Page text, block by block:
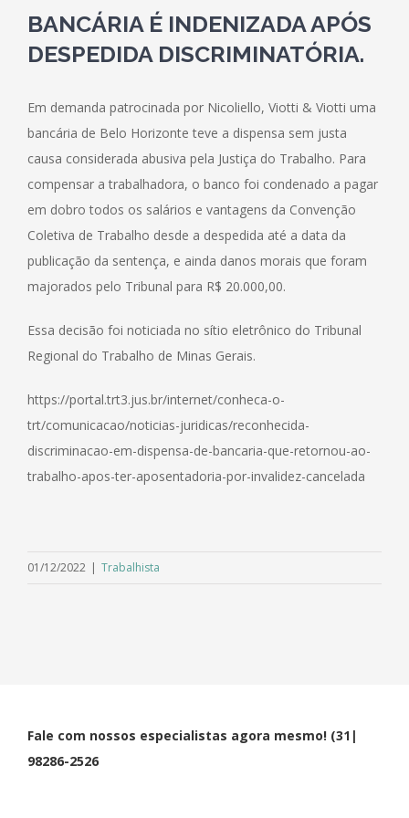
BANCÁRIA É INDENIZADA APÓS
DESPEDIDA DISCRIMINATÓRIA.
Em demanda patrocinada por Nicoliello, Viotti & Viotti uma
bancária de Belo Horizonte teve a dispensa sem justa
causa considerada abusiva pela Justiça do Trabalho. Para
compensar a trabalhadora, o banco foi condenado a pagar
em dobro todos os salários e vantagens da Convenção
Coletiva de Trabalho desde a despedida até a data da
publicação da sentença, e ainda danos morais que foram
majorados pelo Tribunal para R$ 20.000,00.
Essa decisão foi noticiada no sítio eletrônico do Tribunal
Regional do Trabalho de Minas Gerais.
https://portal.trt3.jus.br/internet/conheca-o-
trt/comunicacao/noticias-juridicas/reconhecida-
discriminacao-em-dispensa-de-bancaria-que-retornou-ao-
trabalho-apos-ter-aposentadoria-por-invalidez-cancelada
01/12/2022 | Trabalhista
Fale com nossos especialistas agora mesmo! (31|
98286-2526